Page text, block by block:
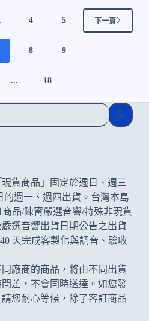
4 5
8 9
... 18
下一頁
貨商品」固定於週日、週三
的週一、週四出貨。台灣本島
品/陳寗嚴選音響/特殊非現貨
嚴選音響出貨日期公告之出貨
天完成客製化與調音、驗收
廠商的商品，將由不同出貨
差，不會同時送達。如您發
您耐心等候，除了客訂商品